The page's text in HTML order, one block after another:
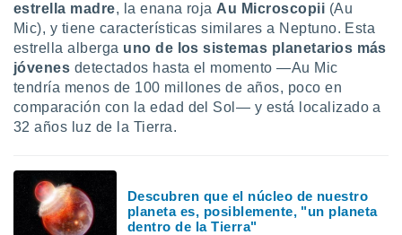
sitio
En
de que
sean
se
para
ni para
estrella madre, la enana roja Au Microscopii (Au
Mic), y tiene características similares a Neptuno. Esta
estrella alberga uno de los sistemas planetarios más
jóvenes detectados hasta el momento —Au Mic
tendría menos de 100 millones de años, poco en
comparación con la edad del Sol— y está localizado a
32 años luz de la Tierra.
Descubren que el núcleo de nuestro
planeta es, posiblemente, "un planeta
dentro de la Tierra"